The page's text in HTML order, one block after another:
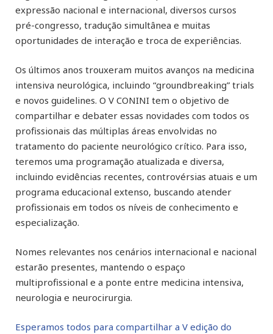
expressão nacional e internacional, diversos cursos
pré-congresso, tradução simultânea e muitas
oportunidades de interação e troca de experiências.
Os últimos anos trouxeram muitos avanços na medicina
intensiva neurológica, incluindo “groundbreaking” trials
e novos guidelines. O V CONINI tem o objetivo de
compartilhar e debater essas novidades com todos os
profissionais das múltiplas áreas envolvidas no
tratamento do paciente neurológico crítico. Para isso,
teremos uma programação atualizada e diversa,
incluindo evidências recentes, controvérsias atuais e um
programa educacional extenso, buscando atender
profissionais em todos os níveis de conhecimento e
especialização.
Nomes relevantes nos cenários internacional e nacional
estarão presentes, mantendo o espaço
multiprofissional e a ponte entre medicina intensiva,
neurologia e neurocirurgia.
Esperamos todos para compartilhar a V edição do